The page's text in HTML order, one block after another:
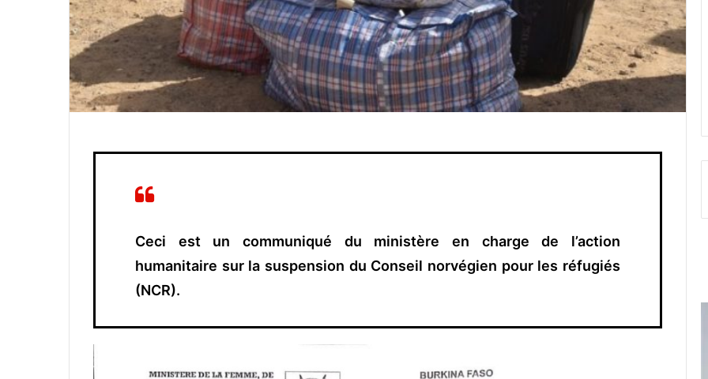
Ceci est un communiqué du ministère en charge de l’action
humanitaire sur la suspension du Conseil norvégien pour les réfugiés
(NCR).